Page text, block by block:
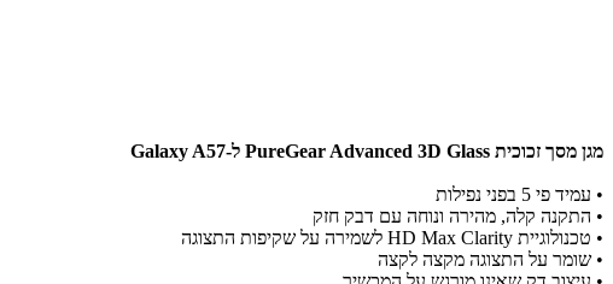
מגן מסך זכוכית PureGear Advanced 3D Glass ל-Galaxy A57
• עמיד פי 5 בפני נפילות
• התקנה קלה, מהירה ונוחה עם דבק חזק
• טכנולוגיית HD Max Clarity לשמירה על שקיפות התצוגה
• שומר על התצוגה מקצה לקצה